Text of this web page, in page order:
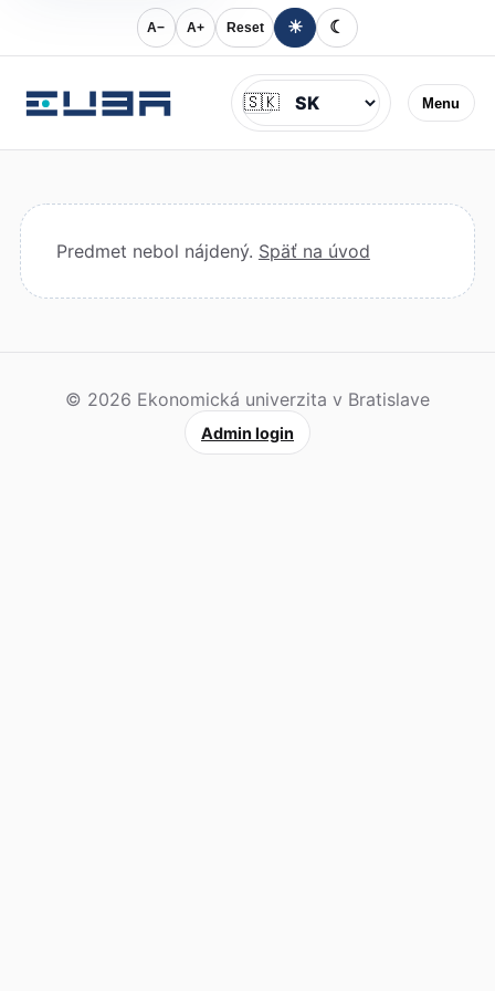
A− A+ Reset ☀ ☾
Menu
Jazyk
🇸🇰
Predmet nebol nájdený. Späť na úvod
© 2026 Ekonomická univerzita v Bratislave
Admin login